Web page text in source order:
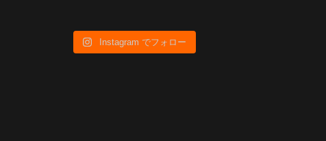
Instagram でフォロー